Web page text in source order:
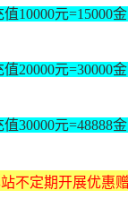
值10000元=15000金
值20000元=30000金
值30000元=48888金
不定期开展优惠